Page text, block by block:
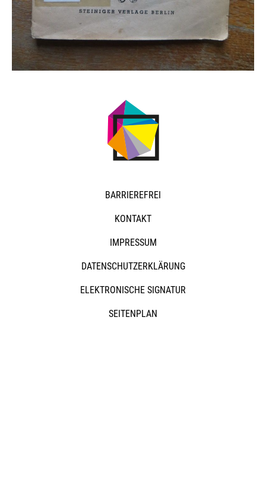
BARRIEREFREI
KONTAKT
IMPRESSUM
DATENSCHUTZERKLÄRUNG
ELEKTRONISCHE SIGNATUR
SEITENPLAN